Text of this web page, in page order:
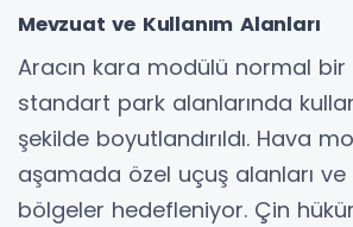
Mevzuat ve Kullanım Alanları
Aracın kara modülü normal
standart park alanlarında
şekilde boyutlandırıldı. Hava
aşamada özel uçuş alanları
bölgeler hedefleniyor. Çin